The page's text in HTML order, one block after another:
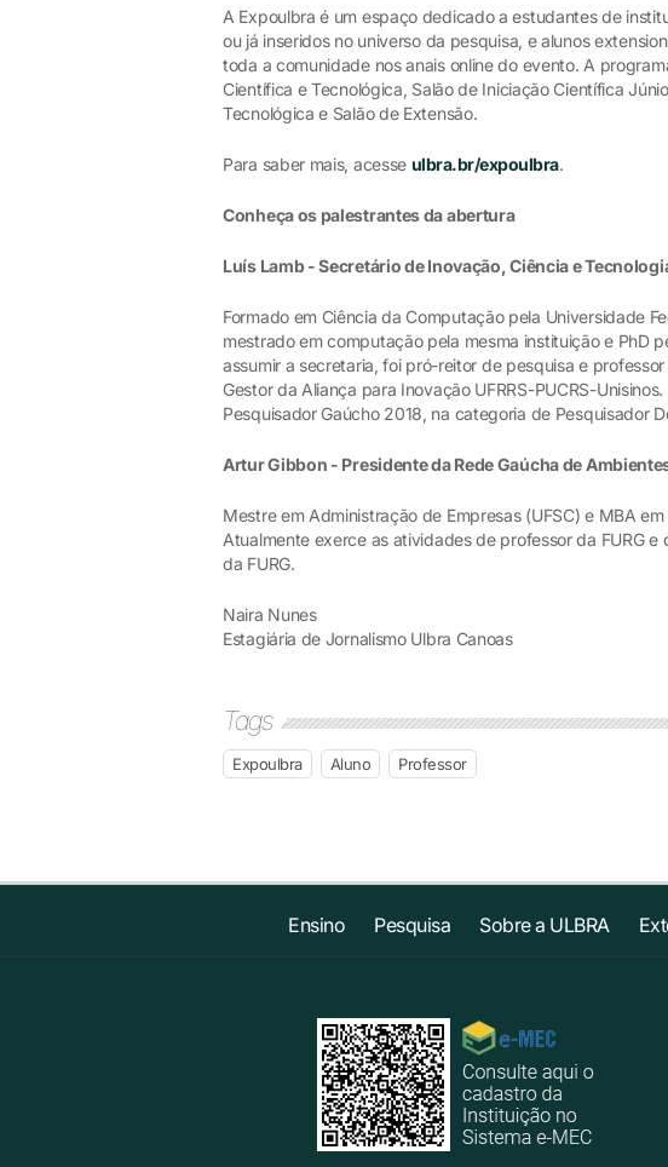
A Expoulbra é um espaço dedicado a estudantes de
ou já inseridos no universo da pesquisa, e alunos
toda a comunidade nos anais online do evento. A
Científica e Tecnológica, Salão de Iniciação Científica
Tecnológica e Salão de Extensão.
Para saber mais, acesse ulbra.br/expoulbra.
Conheça os palestrantes da abertura
Luís Lamb - Secretário de Inovação, Ciência e
Formado em Ciência da Computação pela Universidade
mestrado em computação pela mesma instituição e PhD
assumir a secretaria, foi pró-reitor de pesquisa e
Gestor da Aliança para Inovação UFRRS-PUCRS-
Pesquisador Gaúcho 2018, na categoria de Pesquisador
Artur Gibbon - Presidente da Rede Gaúcha de
Mestre em Administração de Empresas (UFSC) e MBA
Atualmente exerce as atividades de professor da FURG
da FURG.
Naira Nunes
Estagiária de Jornalismo Ulbra Canoas
Tags
Expoulbra Aluno Professor
Ensino Pesquisa Sobre a ULBRA